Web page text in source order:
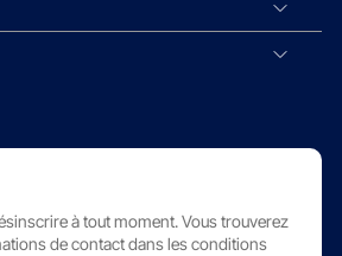
à tout moment. Vous trouverez
de contact dans les conditions